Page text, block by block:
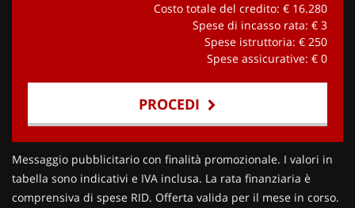
Costo totale del credito: € 16.280
Spese di incasso rata: € 3
Spese istruttoria: € 250
Spese assicurative: € 0
PROCEDI
Contattaci
Messaggio pubblicitario con finalità promozionale. I valori in
tabella sono indicativi e IVA inclusa. La rata finanziaria è
comprensiva di spese RID. Offerta valida per il mese in corso.